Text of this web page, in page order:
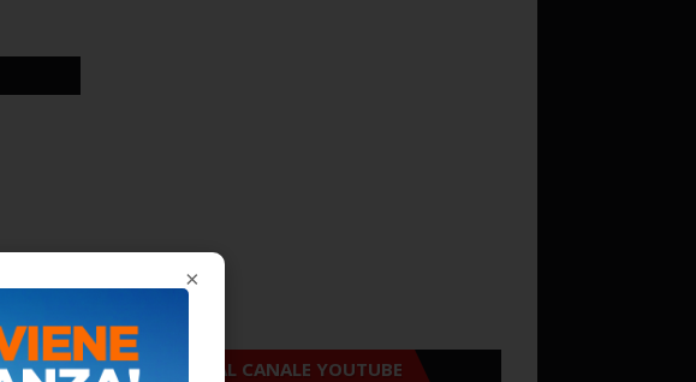
×
ISCRIVITI AL CANALE YOUTUBE